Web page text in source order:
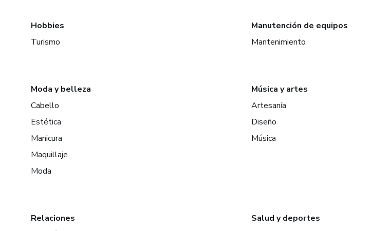
Hobbies
Turismo
Manutención de equipos
Mantenimiento
Moda y belleza
Cabello
Estética
Manicura
Maquillaje
Moda
Música y artes
Artesanía
Diseño
Música
Relaciones
Salud y deportes